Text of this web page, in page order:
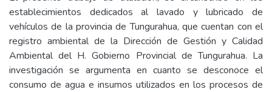
establecimientos dedicados al lavado y lubricado de
vehículos de la provincia de Tungurahua, que cuentan con el
registro ambiental de la Dirección de Gestión y Calidad
Ambiental del H. Gobierno Provincial de Tungurahua. La
investigación se argumenta en cuanto se desconoce el
consumo de agua e insumos utilizados en los procesos de